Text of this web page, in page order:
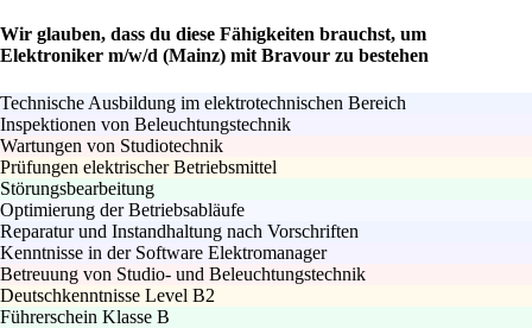
Wir glauben, dass du diese Fähigkeiten brauchst, um
Elektroniker m/w/d (Mainz) mit Bravour zu bestehen
Technische Ausbildung im elektrotechnischen Bereich
Inspektionen von Beleuchtungstechnik
Wartungen von Studiotechnik
Prüfungen elektrischer Betriebsmittel
Störungsbearbeitung
Optimierung der Betriebsabläufe
Reparatur und Instandhaltung nach Vorschriften
Kenntnisse in der Software Elektromanager
Betreuung von Studio- und Beleuchtungstechnik
Deutschkenntnisse Level B2
Führerschein Klasse B